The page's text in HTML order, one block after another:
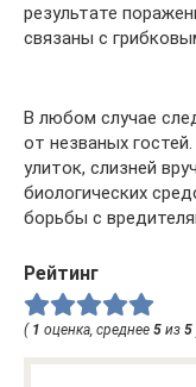
результате
связаны с
В любом случае
от незваных
улиток, слизней
биологических
борьбы с
Рейтинг
( 1 оценка, среднее 5 из 5